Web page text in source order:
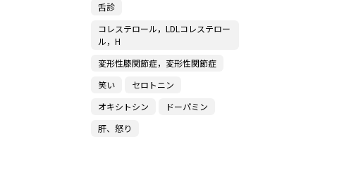
舌診
コレステロール，LDLコレステロー
ル，H
変形性膝関節症，変形性関節症
笑い
セロトニン
オキシトシン
ドーパミン
肝、怒り